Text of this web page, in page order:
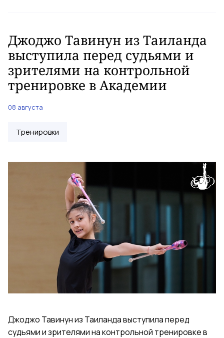
Джоджо Тавинун из Таиланда
выступила перед судьями и
зрителями на контрольной
тренировке в Академии
08 августа
Тренировки
Джоджо Тавинун из Таиланда выступила перед
судьями и зрителями на контрольной тренировке в